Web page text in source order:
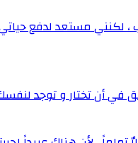
، لكنني مستعد لدفع
في أن تختار و توجد لنفسك